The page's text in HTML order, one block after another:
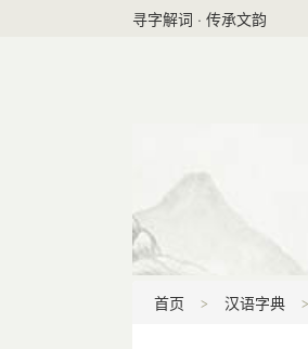
寻字解词 · 传承文韵
首页 汉语字典